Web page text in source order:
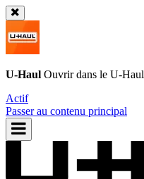
U-Haul Ouvrir dans le U-Haul
Actif
Passer au contenu principal